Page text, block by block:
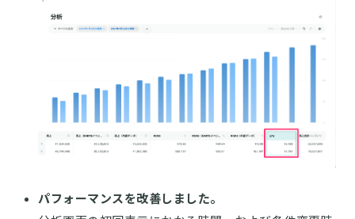
パフォーマンスを改善しました。